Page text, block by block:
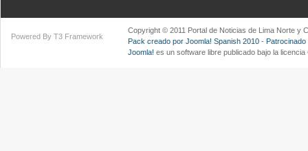
Powered By T3 Framework
Copyright © 2011 Portal de Noticias de Lima Norte
Pack creado por Joomla! Spanish 2010 -
Joomla! es un software libre publicado bajo la licencia